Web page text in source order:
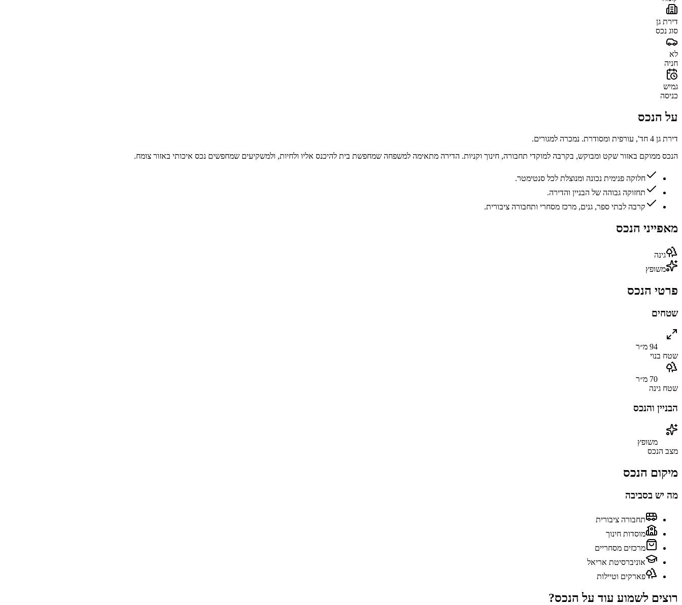
דירת גן
סוג נכס
לא
חניה
גמיש
כניסה
על הנכס
דירת גן 4 חד', עורפית ומסודרת. נמכרה למגורים.
הנכס ממוקם באזור שקט ומבוקש, בקרבה למוקדי תחבורה, חינוך וקניות. הדירה מתאימה למשפחה שמחפשת בית להיכנס אליו ולחיות, ולמשקיעים שמחפשים נכס איכותי באזור צומח.
חלוקה פנימית נכונה ומנוצלת לכל סנטימטר.
תחזוקה גבוהה של הבניין והדירה.
קרבה לבתי ספר, גנים, מרכז מסחרי ותחבורה ציבורית.
מאפייני הנכס
גינה
משופץ
פרטי הנכס
שטחים
94 מ״ר
שטח בנוי
70 מ״ר
שטח גינה
הבניין והנכס
משופץ
מצב הנכס
מיקום הנכס
מה יש בסביבה
תחבורה ציבורית
מוסדות חינוך
מרכזים מסחריים
אוניברסיטת אריאל
פארקים וטיילות
רוצים לשמוע עוד על הנכס?